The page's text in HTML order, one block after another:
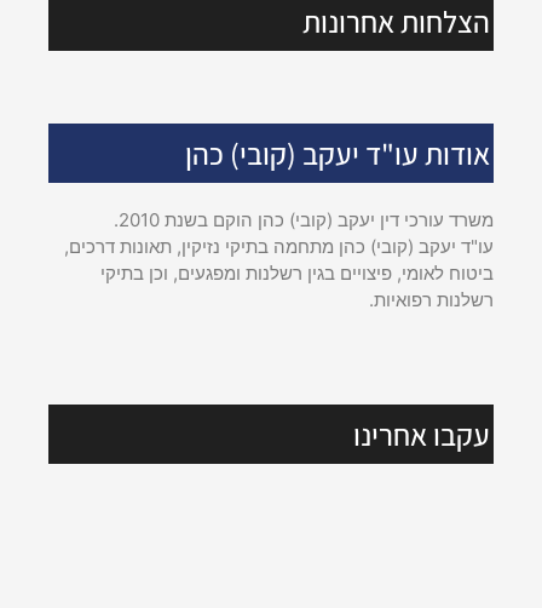
הצלחות אחרונות
אודות עו"ד יעקב (קובי) כהן
משרד עורכי דין יעקב (קובי) כהן הוקם בשנת 2010.
עו"ד יעקב (קובי) כהן מתחמה בתיקי נזיקין, תאונות דרכים,
ביטוח לאומי, פיצויים בגין רשלנות ומפגעים, וכן בתיקי
רשלנות רפואיות.
עקבו אחרינו